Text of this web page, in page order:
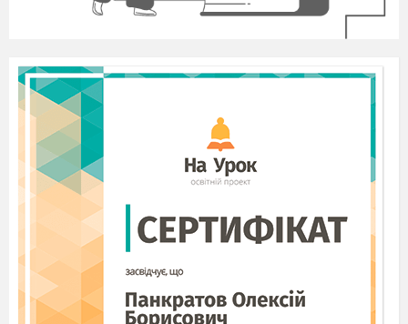
здоров’я, неякісні
продукти, вирубку
лісів, підвищення
тарифів на
енергію… І якщо
ми будемо
продовжувати
лише пасивно
спостерігати, то